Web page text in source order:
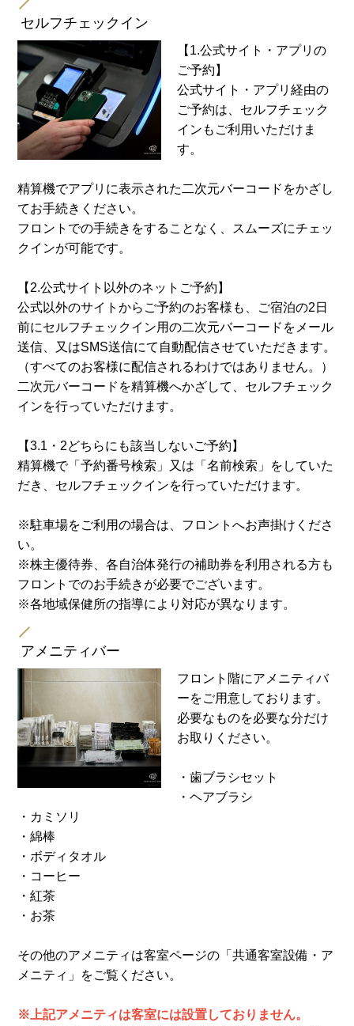
セルフチェックイン
【1.公式サイト・アプリの
ご予約】
公式サイト・アプリ経由の
ご予約は、セルフチェック
インもご利用いただけま
す。
精算機でアプリに表示された二次元バーコードをかざし
てお手続きください。
フロントでの手続きをすることなく、スムーズにチェッ
クインが可能です。
【2.公式サイト以外のネットご予約】
公式以外のサイトからご予約のお客様も、ご宿泊の2日
前にセルフチェックイン用の二次元バーコードをメール
送信、又はSMS送信にて自動配信させていただきます。
（すべてのお客様に配信されるわけではありません。）
二次元バーコードを精算機へかざして、セルフチェック
インを行っていただけます。
【3.1・2どちらにも該当しないご予約】
精算機で「予約番号検索」又は「名前検索」をしていた
だき、セルフチェックインを行っていただけます。
※駐車場をご利用の場合は、フロントへお声掛けくださ
い。
※株主優待券、各自治体発行の補助券を利用される方も
フロントでのお手続きが必要でございます。
※各地域保健所の指導により対応が異なります。
アメニティバー
フロント階にアメニティバ
ーをご用意しております。
必要なものを必要な分だけ
お取りください。
・歯ブラシセット
・ヘアブラシ
・カミソリ
・綿棒
・ボディタオル
・コーヒー
・紅茶
・お茶
その他のアメニティは客室ページの「共通客室設備・ア
メニティ」をご覧ください。
※上記アメニティは客室には設置しておりません。